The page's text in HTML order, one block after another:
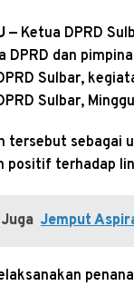
— Ketua DPRD
DPRD dan
Sulbar,
Sulbar,
tersebut sebagai
positif terhadap
Jemput